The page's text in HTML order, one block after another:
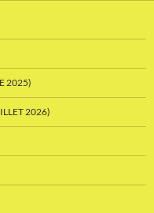
2025)
2026)